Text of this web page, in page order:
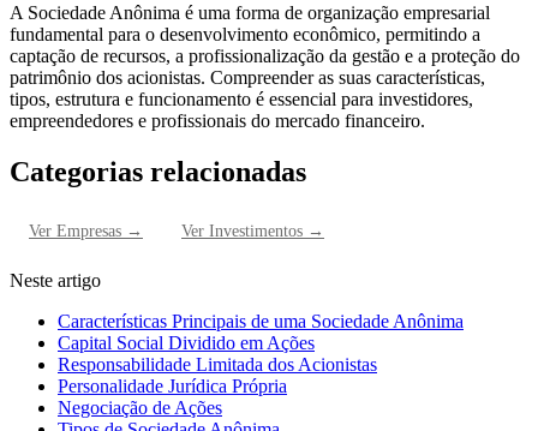
A Sociedade Anônima é uma forma de organização empresarial
fundamental para o desenvolvimento econômico, permitindo a
captação de recursos, a profissionalização da gestão e a proteção do
patrimônio dos acionistas. Compreender as suas características,
tipos, estrutura e funcionamento é essencial para investidores,
empreendedores e profissionais do mercado financeiro.
Categorias relacionadas
Ver Empresas → Ver Investimentos →
Neste artigo
Características Principais de uma Sociedade Anônima
Capital Social Dividido em Ações
Responsabilidade Limitada dos Acionistas
Personalidade Jurídica Própria
Negociação de Ações